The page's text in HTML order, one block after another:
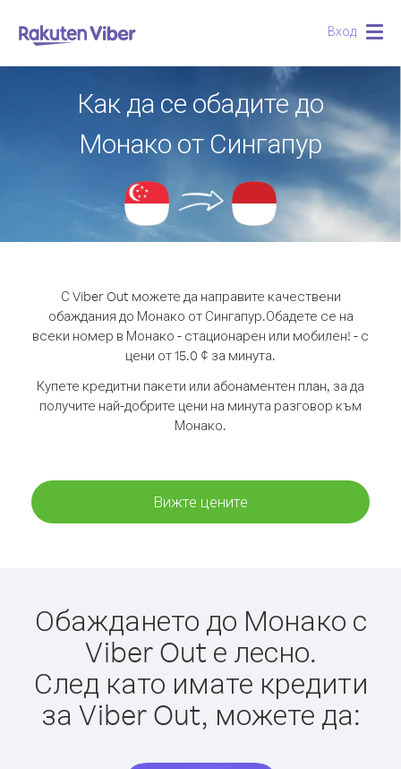
Вход
Как да се обадите до
Монако от Сингапур
С Viber Out можете да направите качествени
обаждания до Монако от Сингапур.Обадете се на
всеки номер в Монако - стационарен или мобилен! - с
цени от 15.0 ¢ за минута.
Купете кредитни пакети или абонаментен план, за да
получите най-добрите цени на минута разговор към
Монако.
Вижте цените
Обаждането до Монако с
Viber Out е лесно.
След като имате кредити
за Viber Out, можете да: